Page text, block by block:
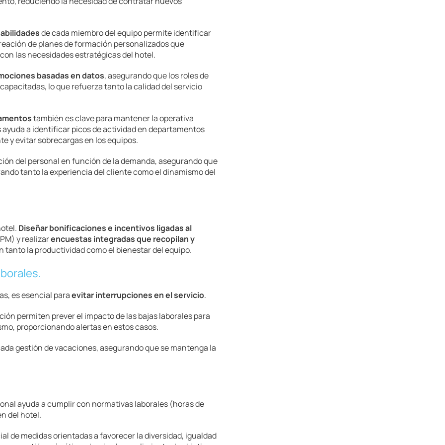
de cada miembro del equipo permite identificar
de planes de formación personalizados que
las necesidades estratégicas del hotel.
basadas en datos, asegurando que los roles de
lo que refuerza tanto la calidad del servicio
también es clave para mantener la operativa
a identificar picos de actividad en departamentos
y evitar sobrecargas en los equipos.
del personal en función de la demanda, asegurando que
tanto la experiencia del cliente como el dinamismo del
Diseñar bonificaciones e incentivos ligadas al
y realizarencuestas integradas que recopilan y
la productividad como el bienestar del equipo.
es esencial paraevitar interrupciones en el servicio.
permiten prever el impacto de las bajas laborales para
proporcionando alertas en estos casos.
gestión de vacaciones, asegurando que se mantenga la
ayuda a cumplir con normativas laborales (horas de
del hotel.
de medidas orientadas a favorecer la diversidad, igualdad